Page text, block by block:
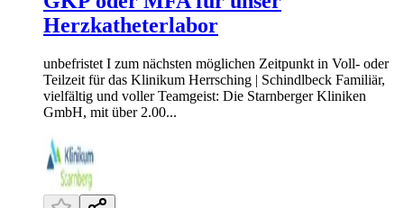
Herzkatheterlabor
unbefristet I zum nächsten möglichen Zeitpunkt in Voll- oder
Teilzeit für das Klinikum Herrsching | Schindlbeck Familiär,
vielfältig und voller Teamgeist: Die Starnberger Kliniken
GmbH, mit über 2.00...